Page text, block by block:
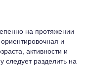
на протяжении
и
активности и
следует разделить на